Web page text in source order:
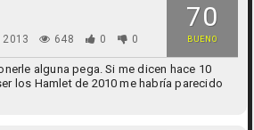
70
BUENO
2013 648 0 0
alguna pega. Si me dicen hace 10
los Hamlet de 2010 me habría parecido